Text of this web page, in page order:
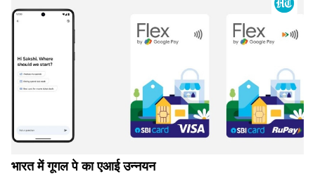
भारत में गूगल पे का एआई उन्नयन